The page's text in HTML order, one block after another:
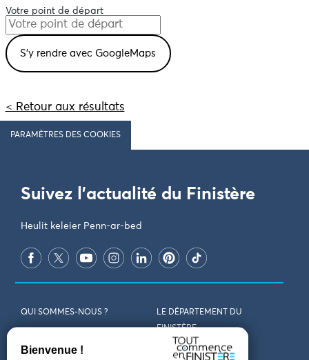
Votre point de départ
< Retour aux résultats
PARAMÈTRES DES COOKIES
Suivez l'actualité du Finistère
Heulit keleier Penn-ar-bed
QUI SOMMES-NOUS ?
LE DÉPARTEMENT DU
FINISTÈRE
REJOIGNEZ-NOUS VENIR EN FINISTÈRE